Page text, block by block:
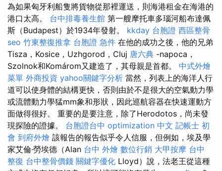
為如果匈牙利船隻將貨物從那裡運送，則海港租金在海港的
港口太高。 台中排毒養生館 第一艘摩托車多瑙河船布達佩
斯（Budapest）於1934年發射。 kkday 台胞證 西區整骨
seo 竹東整復推拿 台胞證 急件 在他的成功之後，他的兄弟
Tisza，Kosice，Uzhgorod，Cluj 唐六典 -napoca，
Szolnok和Komárom又建造了，其母親是首都。 中式外燴
菜單 外商投資 yahoo關鍵字分析 當然，列表上的海洋人行
道可以使身體的結構更快，否則由於不是很大的空氣動力學
或流體動力學猛mm象和形狀，因此巡航容器在快速運動方
面做得很好。 重要的是要注意，除了Herodotos，尚未發
現探險的證據。 台胞證台中 optimization 中文 記帳士 初
會 到府外燴 該報告的報告似乎令人信服，但例如，埃及學
家艾倫·勞埃德（Alan 台中 外燴 數位行銷 大甲按摩 台中
整復 台中整骨價錢 關鍵字優化 Lloyd）說，法老王從這種